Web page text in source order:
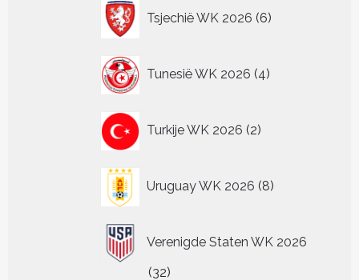
Tsjechië WK 2026 6
producten
Tunesië WK 2026 4
producten
Turkije WK 2026 2
producten
Uruguay WK 2026 8
producten
Verenigde Staten WK 2026
3232